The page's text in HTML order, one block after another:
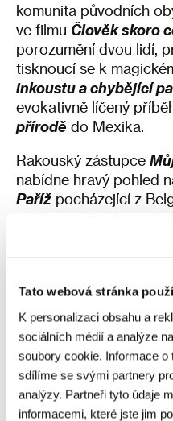
Tato webová stránka
K personalizaci obsahu a
sociálních médií a analýze
soubory cookie. Informace
sdílíme se svými partnery
analýzy. Partneři tyto údaje
informacemi, které jste jim
komunita původních
ve filmu Člověk skoro
porozumění dvou lidí,
tisknoucí se k
inkoustu a chybějící
evokativně líčený
přírodě do Mexika.
Rakouský zástupce
nabídne hravý pohled
Pařížpocházející z
ztráty, vysídlení a
plátno poetickou
sounáležitost mezi
lepší budoucnosti –
průmyslu, který je
tentokrát Londýna,
jehož voyeuristické
na sociálních sítích.
hrdiny nevšedních